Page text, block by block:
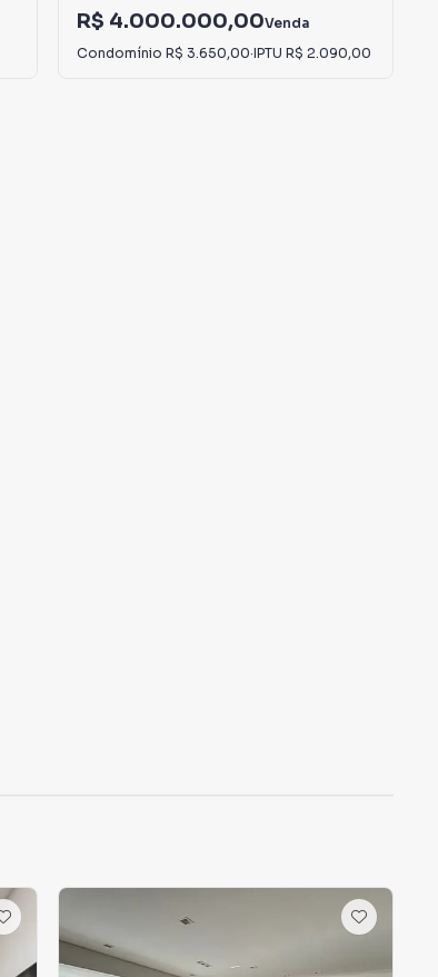
R$ 4.000.000,00Venda
Condomínio R$ 3.650,00·IPTU R$ 2.090,00